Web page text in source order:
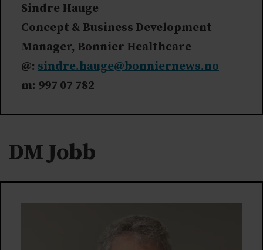
Sindre Hauge
Concept & Business Development
Manager, Bonnier Healthcare
@: sindre.hauge@bonniernews.no
m: 997 07 782
DM Jobb